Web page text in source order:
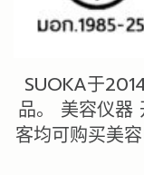
SUOKA于
品。 美容仪器
客均可购买美